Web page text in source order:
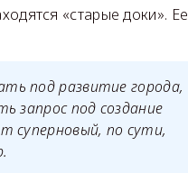
«старые доки». Ее
под развитие города,
запрос под создание
суперновый, по сути,